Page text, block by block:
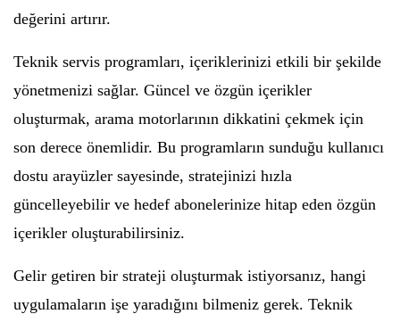
değerini artırır.
Teknik servis programları, içeriklerinizi etkili bir şekilde
yönetmenizi sağlar. Güncel ve özgün içerikler
oluşturmak, arama motorlarının dikkatini çekmek için
son derece önemlidir. Bu programların sunduğu kullanıcı
dostu arayüzler sayesinde, stratejinizi hızla
güncelleyebilir ve hedef abonelerinize hitap eden özgün
içerikler oluşturabilirsiniz.
Gelir getiren bir strateji oluşturmak istiyorsanız, hangi
uygulamaların işe yaradığını bilmeniz gerek. Teknik